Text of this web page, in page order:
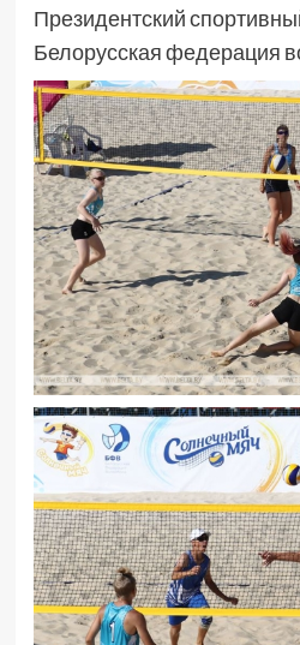
Президентский
Белорусская федерация